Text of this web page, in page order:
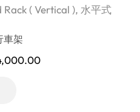
( Vertical ), 水平式
車架